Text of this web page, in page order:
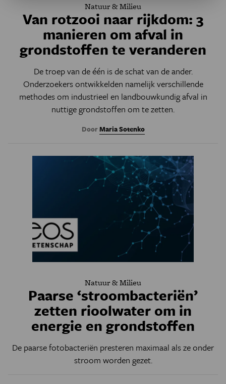
Natuur & Milieu
Van rotzooi naar rijkdom: 3
manieren om afval in
grondstoffen te veranderen
De troep van de één is de schat van de ander.
Onderzoekers ontwikkelden namelijk verschillende
methodes om industrieel en landbouwkundig afval in
nuttige grondstoffen om te zetten.
DoorMaria Sotenko
Natuur & Milieu
Paarse ‘stroombacteriën’
zetten rioolwater om in
energie en grondstoffen
De paarse fotobacteriën presteren maximaal als ze onder
stroom worden gezet.